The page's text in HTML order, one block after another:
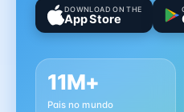
DOWNLOAD ON THE
App Store
11M+
Pais no mundo